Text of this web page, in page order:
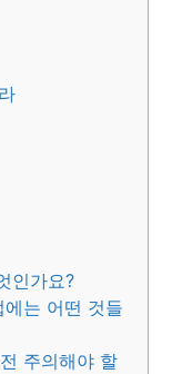
인가요?
는 어떤 것들
주의해야 할